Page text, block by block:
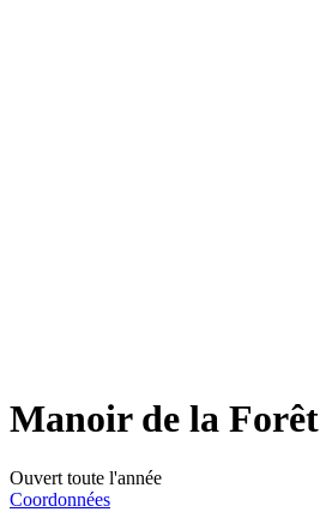
Manoir de la Forêt
Ouvert toute l'année
Coordonnées